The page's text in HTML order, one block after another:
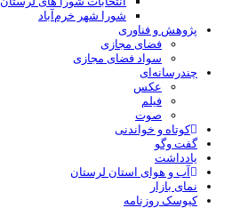
شورا شهر خرم‌آباد
پژوهش و فناوری
فضای مجازی
سواد فضای مجازی
چندرسانه‌ای
عكس
فیلم
صوت
کوتاه و خواندنی
گفت وگو
یادداشت
آب و هوای استان لرستان
نمای بازار
کیوسک روزنامه